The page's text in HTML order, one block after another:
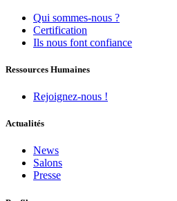
Qui sommes-nous ?
Certification
Ils nous font confiance
Ressources Humaines
Rejoignez-nous !
Actualités
News
Salons
Presse